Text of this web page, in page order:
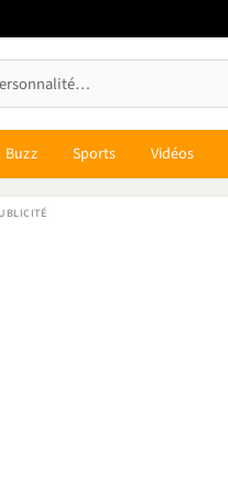
Buzz Sports Vidéos